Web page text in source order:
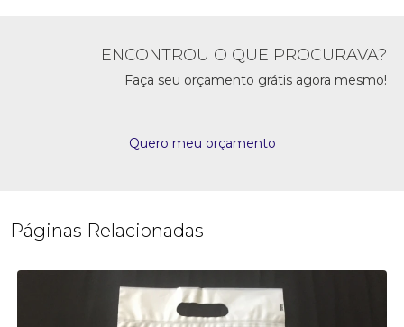
ENCONTROU O QUE PROCURAVA?
Faça seu orçamento grátis agora mesmo!
Quero meu orçamento
Páginas Relacionadas